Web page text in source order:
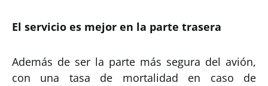
El servicio es mejor en la parte trasera
Además de ser la parte más segura del avión,
con una tasa de mortalidad en caso de